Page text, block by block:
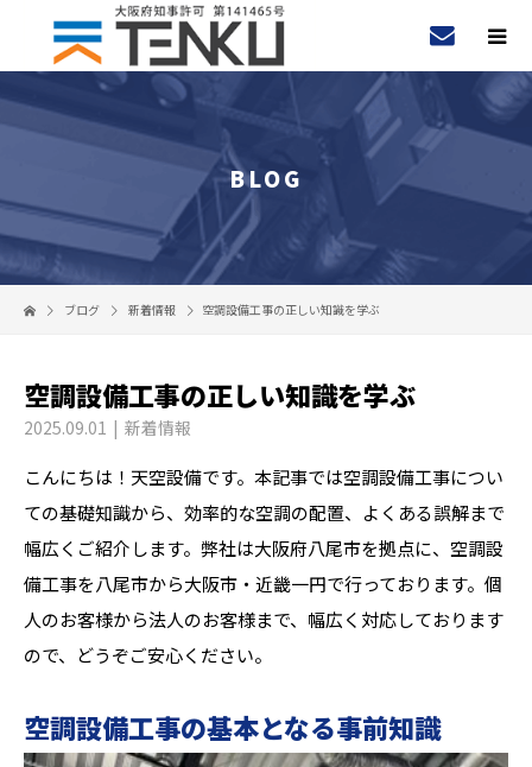
BLOG
ブログ 新着情報 空調設備工事の正しい知識を学ぶ
空調設備工事の正しい知識を学ぶ
2025.09.01 新着情報
こんにちは！天空設備です。本記事では空調設備工事につい
ての基礎知識から、効率的な空調の配置、よくある誤解まで
幅広くご紹介します。弊社は大阪府八尾市を拠点に、空調設
備工事を八尾市から大阪市・近畿一円で行っております。個
人のお客様から法人のお客様まで、幅広く対応しております
ので、どうぞご安心ください。
空調設備工事の基本となる事前知識